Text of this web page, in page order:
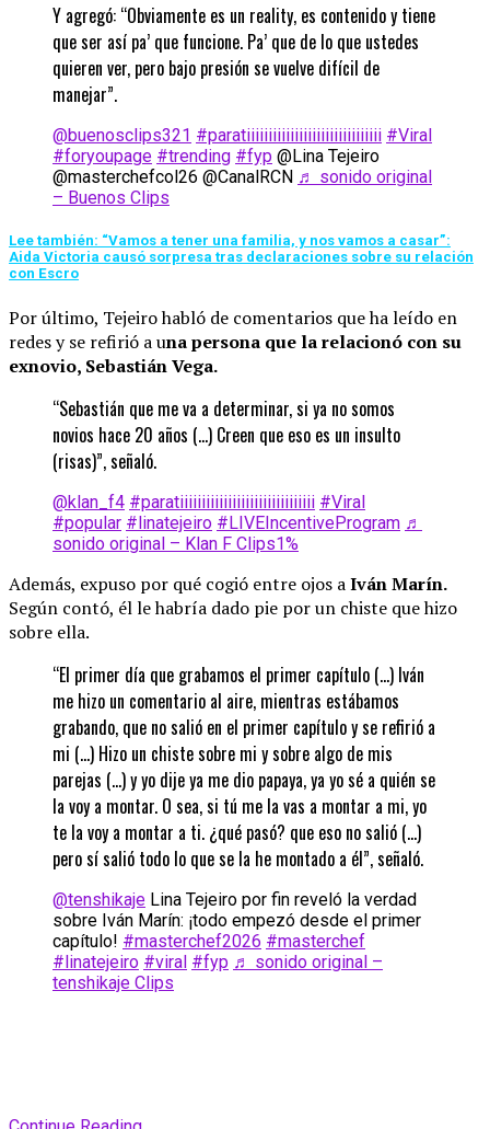
Y agregó: “Obviamente es un reality, es contenido y tiene
que ser así pa’ que funcione. Pa’ que de lo que ustedes
quieren ver, pero bajo presión se vuelve difícil de
manejar”.
@buenosclips321 #paratiiiiiiiiiiiiiiiiiiiiiiiiiiiiiii #Viral
#foryoupage #trending #fyp @Lina Tejeiro
@masterchefcol26 @CanalRCN ♬ sonido original
– Buenos Clips
Lee también: “Vamos a tener una familia, y nos vamos a casar”:
Aida Victoria causó sorpresa tras declaraciones sobre su relación
con Escro
Por último, Tejeiro habló de comentarios que ha leído en
redes y se refirió a una persona que la relacionó con su
exnovio, Sebastián Vega.
“Sebastián que me va a determinar, si ya no somos
novios hace 20 años (…) Creen que eso es un insulto
(risas)”, señaló.
@klan_f4 #paratiiiiiiiiiiiiiiiiiiiiiiiiiiiiiii #Viral
#popular #linatejeiro #LIVEIncentiveProgram ♬
sonido original – Klan F Clips1%
Además, expuso por qué cogió entre ojos aIván Marín.
Según contó, él le habría dado pie por un chiste que hizo
sobre ella.
“El primer día que grabamos el primer capítulo (…) Iván
me hizo un comentario al aire, mientras estábamos
grabando, que no salió en el primer capítulo y se refirió a
mi (…) Hizo un chiste sobre mi y sobre algo de mis
parejas (…) y yo dije ya me dio papaya, ya yo sé a quién se
la voy a montar. O sea, si tú me la vas a montar a mi, yo
te la voy a montar a ti. ¿qué pasó? que eso no salió (…)
pero sí salió todo lo que se la he montado a él”, señaló.
@tenshikaje Lina Tejeiro por fin reveló la verdad
sobre Iván Marín: ¡todo empezó desde el primer
capítulo! #masterchef2026 #masterchef
#linatejeiro #viral #fyp ♬ sonido original –
tenshikaje Clips